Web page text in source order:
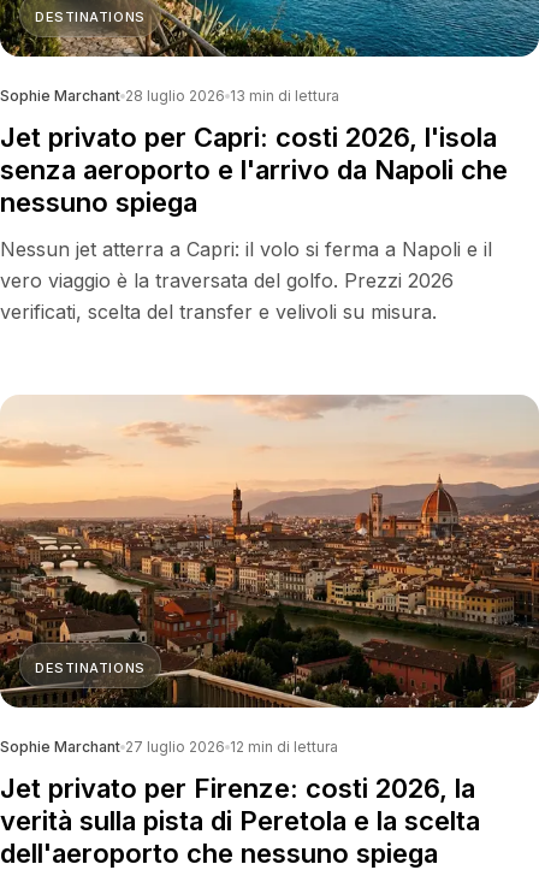
DESTINATIONS
Sophie Marchant 28 luglio 2026 13 min di lettura
Jet privato per Capri: costi 2026, l'isola
senza aeroporto e l'arrivo da Napoli che
nessuno spiega
Nessun jet atterra a Capri: il volo si ferma a Napoli e il
vero viaggio è la traversata del golfo. Prezzi 2026
verificati, scelta del transfer e velivoli su misura.
DESTINATIONS
Sophie Marchant 27 luglio 2026 12 min di lettura
Jet privato per Firenze: costi 2026, la
verità sulla pista di Peretola e la scelta
dell'aeroporto che nessuno spiega